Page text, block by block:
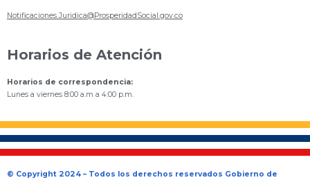
Notificaciones.Juridica@ProsperidadSocial.gov.co
Horarios de Atención
Horarios de correspondencia:
Lunes a viernes 8:00 a.m a 4:00 p.m.
© Copyright 2024 – Todos los derechos reservados Gobierno de